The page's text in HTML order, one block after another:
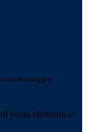
un messaggio
posta elettronica!